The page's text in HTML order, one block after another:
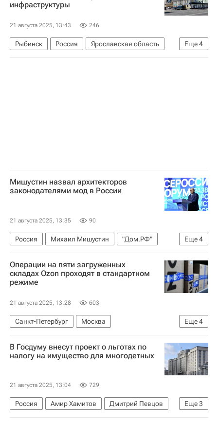
инфраструктуры
21 августа 2025, 13:43 246
Еще4
Рыбинск Россия
Ярославская область
Марат Хуснуллин
Михаил Мишустин
Мишустин назвал архитекторов
законодателями мод в России
21 августа 2025, 13:35 90
Еще4
Россия Михаил Мишустин
"Дом.РФ"
Архитектура
Архитекторы
Городская среда
Градостроительство
Операции на пяти загруженных
складах Ozon проходят в стандартном
режиме
21 августа 2025, 13:28 603
Еще4
Санкт-Петербург
Москва
Московская область (Подмосковье)
Ozon
Коммерческая недвижимость
Склады
В Госдуму внесут проект о льготах по
налогу на имущество для многодетных
21 августа 2025, 13:04 729
Еще3
Россия Амир Хамитов
Дмитрий Певцов
Госдума РФ
Многодетные семьи